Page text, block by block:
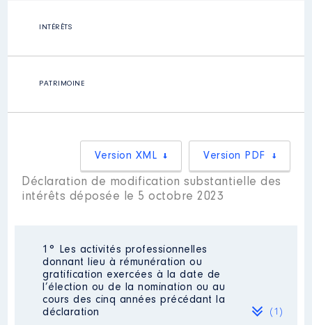
INTÉRÊTS
PATRIMOINE
Version PDF
Version XML
Déclaration de modification substantielle des
intérêts déposée le 5 octobre 2023
1° Les activités professionnelles
donnant lieu à rémunération ou
gratification exercées à la date de
l’élection ou de la nomination ou au
cours des cinq années précédant la
déclaration
(1)